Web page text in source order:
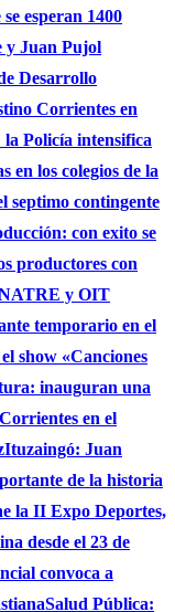
esperan 1400
y Juan Pujol
Desarrollo
Corrientes en
Policía intensifica
en los colegios de la
septimo contingente
con exito se
productores con
y OIT
temporario en el
show «Canciones
inauguran una
en el
Ituzaingó: Juan
de la historia
la II Expo Deportes,
desde el 23 de
convoca a
Salud Pública: